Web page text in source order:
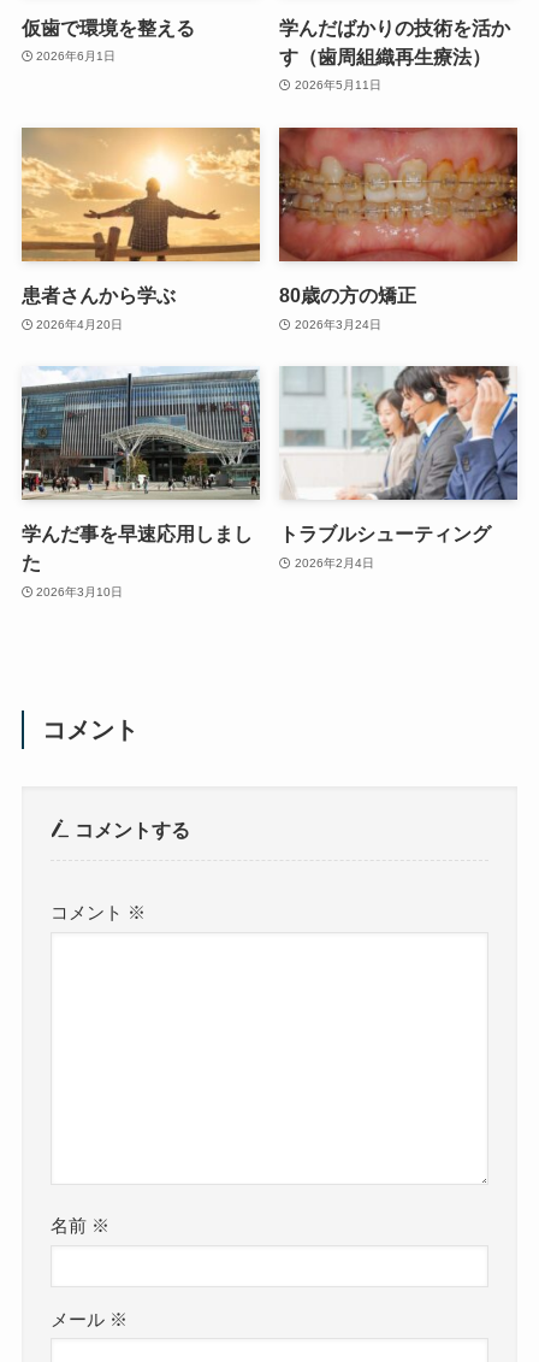
仮歯で環境を整える
2026年6月1日
学んだばかりの技術を活か
す（歯周組織再生療法）
2026年5月11日
患者さんから学ぶ
2026年4月20日
80歳の方の矯正
2026年3月24日
学んだ事を早速応用しまし
た
2026年3月10日
トラブルシューティング
2026年2月4日
コメント
コメントする
コメント ※
名前 ※
メール ※